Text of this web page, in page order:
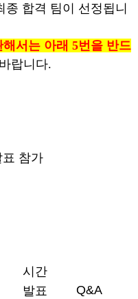
합격 팀이 선정됩니
서는 아래 5번을 반드
랍니다.
참가
시간
발표
Q&A